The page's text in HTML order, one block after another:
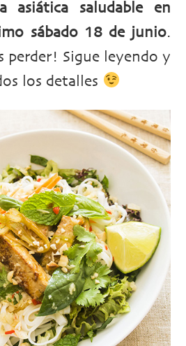
asiática saludable en
sábado 18 de junio.
perder! Sigue leyendo y
los detalles